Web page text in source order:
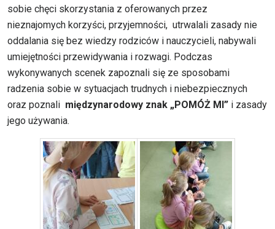
sobie chęci skorzystania z oferowanych przez
nieznajomych korzyści, przyjemności, utrwalali zasady nie
oddalania się bez wiedzy rodziców i nauczycieli, nabywali
umiejętności przewidywania i rozwagi. Podczas
wykonywanych scenek zapoznali się ze sposobami
radzenia sobie w sytuacjach trudnych i niebezpiecznych
oraz poznali międzynarodowy znak „POMÓŻ MI” i zasady
jego używania.